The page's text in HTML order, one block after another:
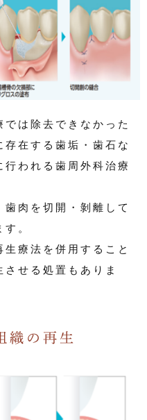
は除去できなかった
在する歯垢・歯石な
われる歯周外科治療
肉を切開・剝離して
。
療法を併用すること
せる処置もありま
織の再生